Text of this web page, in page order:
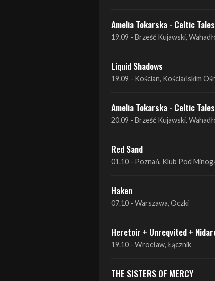
Amelia Tokarska - Celtic
19.09 - Brześć Kujawski,
Liquid Shadows
19.09 - Kościan, Kościańskim
Amelia Tokarska - Celtic
20.09 - Brześć Kujawski,
Red Sand
01.10 - Poznań, Klub Pod
Haken
07.10 - Warszawa, Oczki
Heretoir + Unreqvited +
19.10 - Wrocław, Łącznik
THE SISTERS OF MERCY